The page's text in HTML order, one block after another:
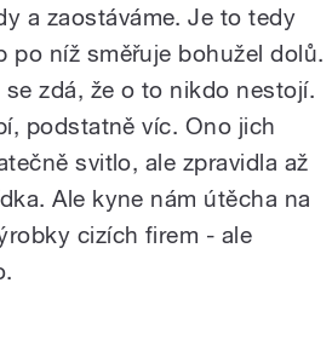
a zaostáváme. Je to tedy
po níž směřuje bohužel dolů.
zdá, že o to nikdo nestojí.
podstatně víc. Ono jich
svitlo, ale zpravidla až
Ale kyne nám útěcha na
cizích firem - ale